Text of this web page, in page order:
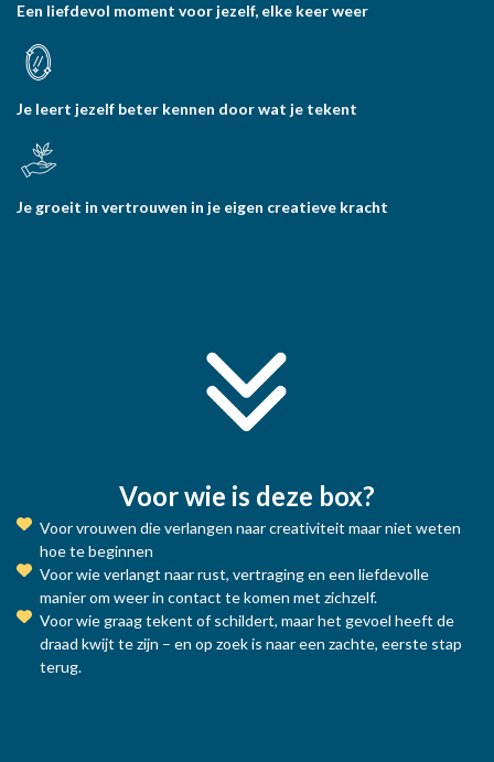
Een liefdevol moment voor jezelf, elke keer weer
Je leert jezelf beter kennen door wat je tekent
Je groeit in vertrouwen in je eigen creatieve kracht
Voor wie is deze box?
Voor vrouwen die verlangen naar creativiteit maar niet weten
hoe te beginnen
Voor wie verlangt naar rust, vertraging en een liefdevolle
manier om weer in contact te komen met zichzelf.
Voor wie graag tekent of schildert, maar het gevoel heeft de
draad kwijt te zijn – en op zoek is naar een zachte, eerste stap
terug.